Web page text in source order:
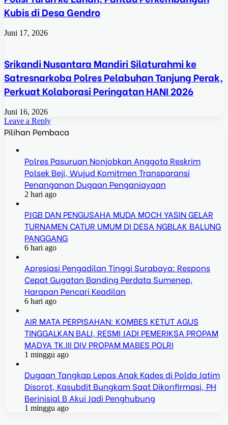
Kubis di Desa Gendro
Juni 17, 2026
Srikandi Nusantara Mandiri Silaturahmi ke
Satresnarkoba Polres Pelabuhan Tanjung Perak,
Perkuat Kolaborasi Peringatan HANI 2026
Juni 16, 2026
Leave a Reply
Pilihan Pembaca
Polres Pasuruan Nonjobkan Anggota Reskrim
Polsek Beji, Wujud Komitmen Transparansi
Penanganan Dugaan Penganiayaan
2 hari ago
PJGB DAN PENGUSAHA MUDA MOCH YASIN GELAR
TURNAMEN CATUR UMUM DI DESA NGBLAK BALUNG
PANGGANG
6 hari ago
Apresiasi Pengadilan Tinggi Surabaya: Respons
Cepat Gugatan Banding Perdata Sumenep,
Harapan Pencari Keadilan
6 hari ago
AIR MATA PERPISAHAN: KOMBES KETUT AGUS
TINGGALKAN BALI, RESMI JADI PEMERIKSA PROPAM
MADYA TK.III DIV PROPAM MABES POLRI
1 minggu ago
Dugaan Tangkap Lepas Anak Kades di Polda Jatim
Disorot, Kasubdit Bungkam Saat Dikonfirmasi, PH
Berinisial B Akui Jadi Penghubung
1 minggu ago